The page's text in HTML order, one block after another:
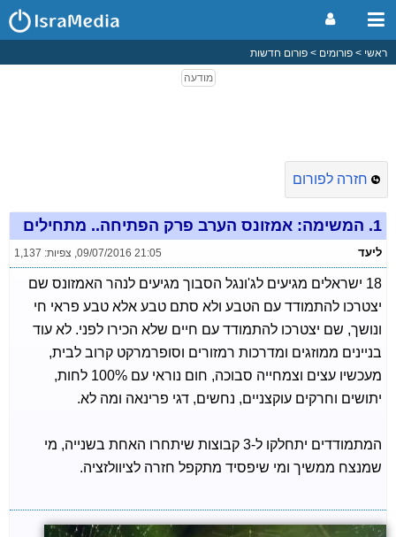
ראשי פורומים פורום חדשות
חזרה לפורום
1. המשימה: אמזונס הערב פרק הפתיחה.. מתחילים
ליעד 09/07/2016 21:05
, צפיות: 1,137
18 ישראלים מגיעים לג'ונגל הסבוך מגיעים לנהר האמזונס שם
יצטרכו להתמודד עם הטבע ולא סתם טבע אלא טבע פראי חי
ונושך, שם יצטרכו להתמודד עם חיים שלא הכירו לפני. לא עוד
בניינים ממוזגים ומדרכות רמזורים וסופרמרקט קרוב לבית,
מעכשיו עצים וצמחייה סבוכה, חום נוראי עם 100% לחות,
יתושים וחרקים עוקצניים, נחשים, דגי פרינאה ומה לא.
המתמודדים יתחלקו ל-3 קבוצות שיתחרו האחת בשנייה, מי
שמנצח ממשיך ומי שיפסיד מתקפל חזרה לציוולזציה.